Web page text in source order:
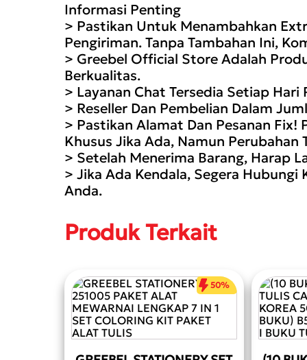
Informasi Penting
> Pastikan Untuk Menambahkan
Pengiriman. Tanpa Tambahan Ini,
> Greebel Official Store Adalah
Berkualitas.
> Layanan Chat Tersedia Setiap
> Reseller Dan Pembelian Dalam
> Pastikan Alamat Dan Pesanan
Khusus Jika Ada, Namun Perubahan
> Setelah Menerima Barang, Harap
> Jika Ada Kendala, Segera
Anda.
Produk Terkait
50%